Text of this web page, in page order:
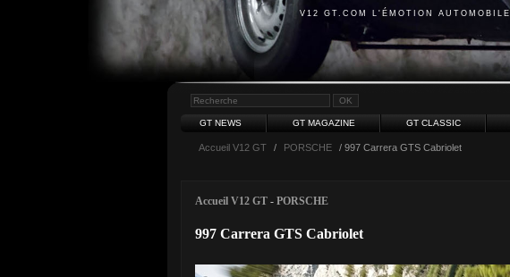
V12 GT.COM L'ÉMOTION AUTOMOBILE
GT NEWS GT MAGAZINE GT CLASSIC
Accueil V12 GT / PORSCHE / 997 Carrera GTS Cabriolet
Accueil V12 GT - PORSCHE
997 Carrera GTS Cabriolet